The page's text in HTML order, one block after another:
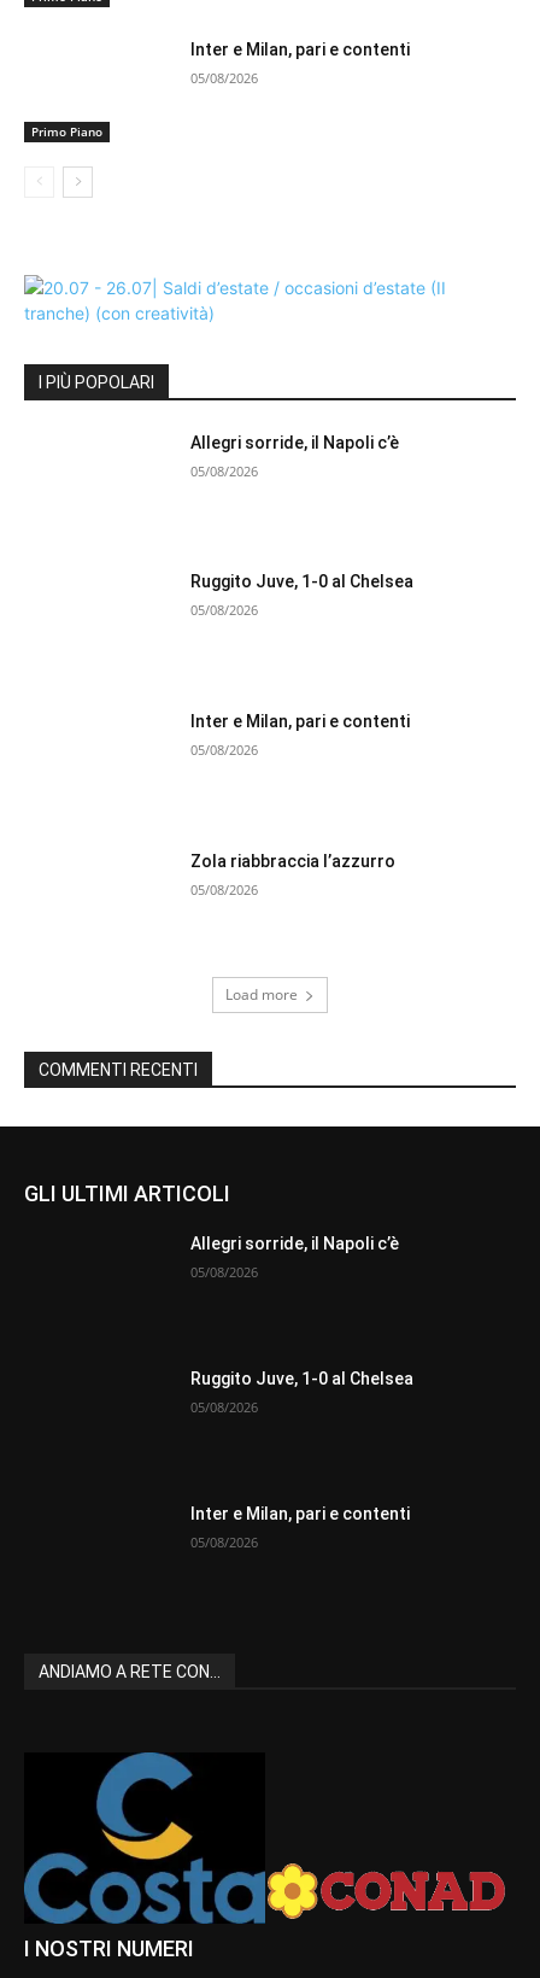
Primo Piano
Inter e Milan, pari e contenti
05/08/2026
I PIÙ POPOLARI
Allegri sorride, il Napoli c’è
05/08/2026
Ruggito Juve, 1-0 al Chelsea
05/08/2026
Inter e Milan, pari e contenti
05/08/2026
Zola riabbraccia l’azzurro
05/08/2026
Load more
COMMENTI RECENTI
GLI ULTIMI ARTICOLI
Allegri sorride, il Napoli c’è
05/08/2026
Ruggito Juve, 1-0 al Chelsea
05/08/2026
Inter e Milan, pari e contenti
05/08/2026
ANDIAMO A RETE CON...
I NOSTRI NUMERI